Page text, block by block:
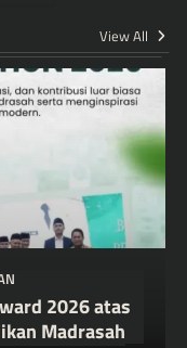
View All
2026 atas
Madrasah